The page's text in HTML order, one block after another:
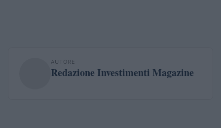
AUTORE
Redazione Investimenti Magazine